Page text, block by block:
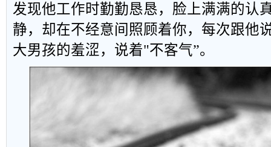
发现他工作时勤勤恳恳，脸上满满的认
静，却在不经意间照顾着你，每次跟他
大男孩的羞涩，说着"不客气”。